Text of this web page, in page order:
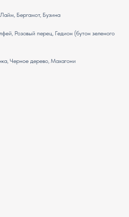
Бергамот, Бузина
Розовый перец, Гедион (бутон зеленого
Черное дерево, Махагони